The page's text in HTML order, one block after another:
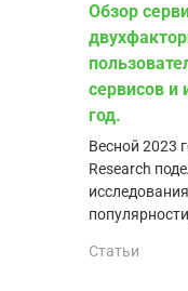
Обзор
сервисов и
год.
Весной 2023
Research
Статьи